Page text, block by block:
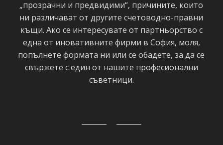
„прозрачни и предвидими“, причините, които
ни различават от другите счетоводно-правни
къщи. Ако се интересувате от партньорство с
една от иновативните фирми в София, моля,
попълнете формата ни или се обадете, за да се
свържете с един от нашите професионални
съветници.